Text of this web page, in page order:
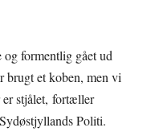
formentlig gået ud
brugt et koben, men vi
er stjålet, fortæller
Politi.